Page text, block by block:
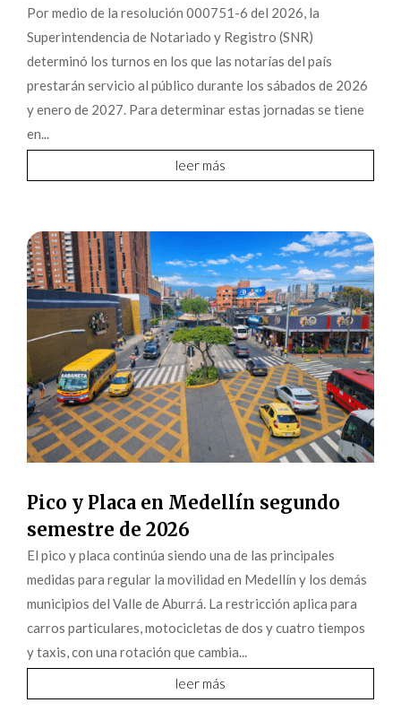
Por medio de la resolución 000751-6 del 2026, la
Superintendencia de Notariado y Registro (SNR)
determinó los turnos en los que las notarías del país
prestarán servicio al público durante los sábados de 2026
y enero de 2027. Para determinar estas jornadas se tiene
en...
leer más
Pico y Placa en Medellín segundo
semestre de 2026
El pico y placa continúa siendo una de las principales
medidas para regular la movilidad en Medellín y los demás
municipios del Valle de Aburrá. La restricción aplica para
carros particulares, motocicletas de dos y cuatro tiempos
y taxis, con una rotación que cambia...
leer más